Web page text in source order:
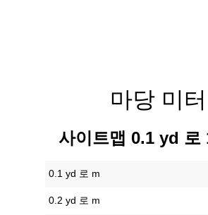
마당 미터
사이트맵 0.1 yd 로
0.1 yd 로 m
0.2 yd 로 m